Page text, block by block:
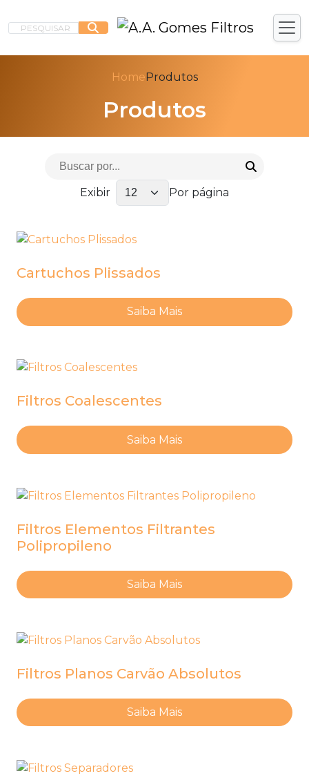
PESQUISAR
HomeProdutos
Produtos
Exibir Por página
Cartuchos Plissados
Saiba Mais
Filtros Coalescentes
Saiba Mais
Filtros Elementos Filtrantes
Polipropileno
Saiba Mais
Filtros Planos Carvão Absolutos
Saiba Mais